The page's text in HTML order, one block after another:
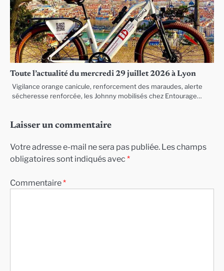
Toute l’actualité du mercredi 29 juillet 2026 à Lyon
Vigilance orange canicule, renforcement des maraudes, alerte
sécheresse renforcée, les Johnny mobilisés chez Entourage…
Laisser un commentaire
Votre adresse e-mail ne sera pas publiée. Les champs
obligatoires sont indiqués avec *
Commentaire*